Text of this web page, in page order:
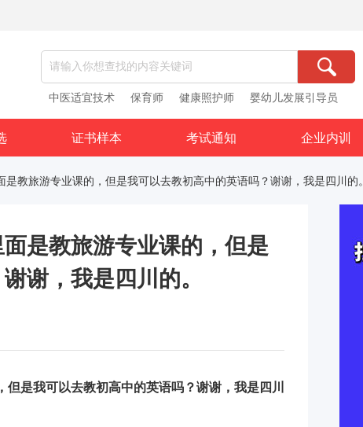
中医适宜技术 保育师 健康照护师 婴幼儿发展引导员
证书样本 考试通知 企业内训
教旅游专业课的，但是我可以去教初高中的英语吗？谢谢，我是四川的。
是教旅游专业课的，但是
谢，我是四川的。
是我可以去教初高中的英语吗？谢谢，我是四川